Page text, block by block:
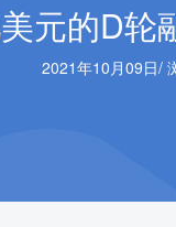
元的D轮
2021年10月09日/